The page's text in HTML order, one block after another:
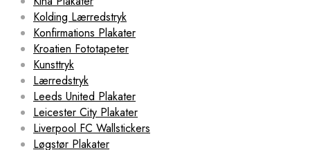
Kolding Lærredstryk
Konfirmations Plakater
Kroatien Fototapeter
Kunsttryk
Lærredstryk
Leeds United Plakater
Leicester City Plakater
Liverpool FC Wallstickers
Løgstør Plakater